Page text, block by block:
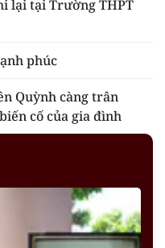
lại tại Trường THPT
phúc
Quỳnh càng trân
cố của gia đình